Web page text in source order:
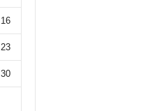
16
23
30